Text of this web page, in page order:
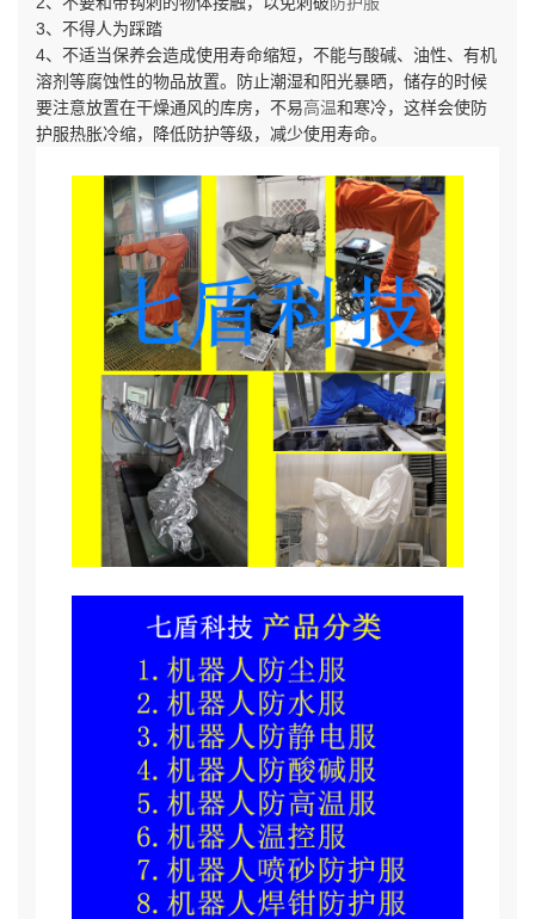
3、不得人为踩踏
4、不适当保养会造成使用寿命缩短，不能与酸碱、油性、有机
溶剂等腐蚀性的物品放置。防止潮湿和阳光暴晒，储存的时候
要注意放置在干燥通风的库房，不易高温和寒冷，这样会使防
护服热胀冷缩，降低防护等级，减少使用寿命。